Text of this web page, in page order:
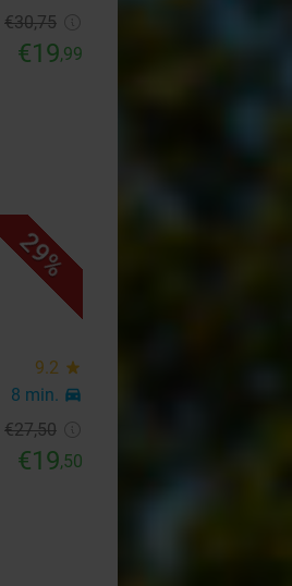
€30,75
€19,99
29%
9.2 star
8 min. directions_car
€27,50
€19,50